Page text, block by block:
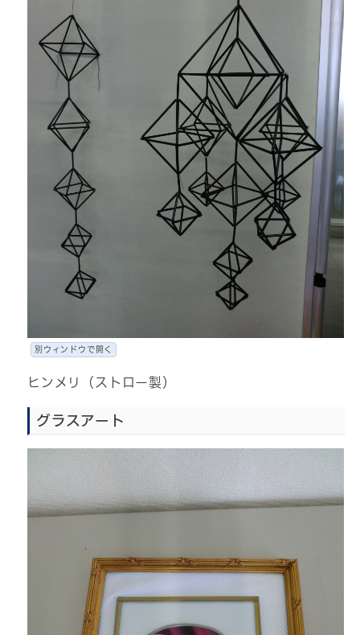
別ウィンドウで開く
ヒンメリ（ストロー製）
グラスアート